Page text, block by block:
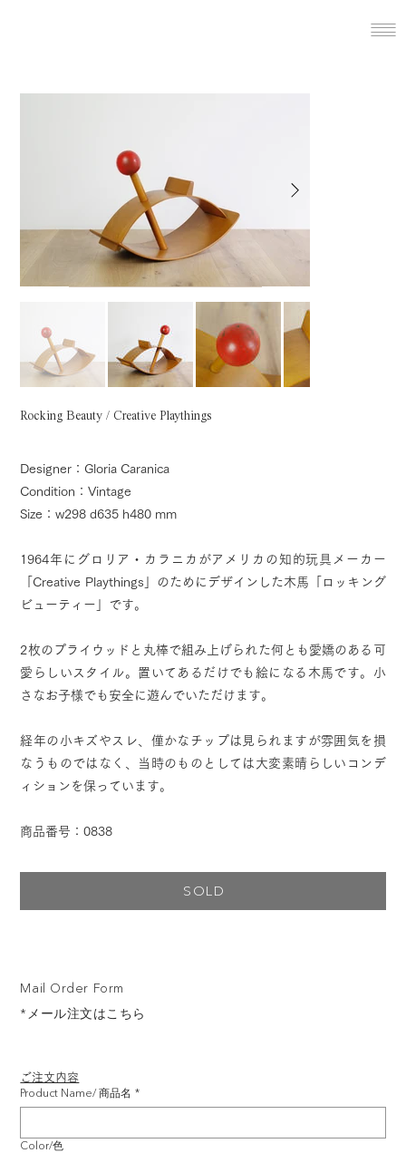
ご注文内容
Product Name/ 商品名 *
Color/色
Mail Order Form
*メール注文はこちら
Rocking Beauty / Creative Playthings
Designer：Gloria Caranica
Condition：Vintage
Size：w298 d635 h480 mm
1964年にグロリア・カラニカがアメリカの知的玩具メーカー
「Creative Playthings」のためにデザインした木馬「ロッキング
ビューティー」です。
2枚のプライウッドと丸棒で組み上げられた何とも愛嬌のある可
愛らしいスタイル。置いてあるだけでも絵になる木馬です。小
さなお子様でも安全に遊んでいただけます。
経年の小キズやスレ、僅かなチップは見られますが雰囲気を損
なうものではなく、当時のものとしては大変素晴らしいコンデ
ィションを保っています。
商品番号：0838
SOLD